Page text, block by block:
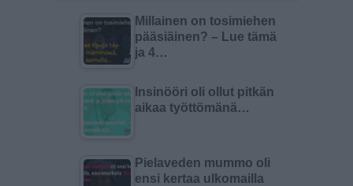
Millainen on tosimiehen
pääsiäinen? – Lue tämä
ja 4…
Insinööri oli ollut pitkän
aikaa työttömänä…
Pielaveden mummo oli
ensi kertaa ulkomailla